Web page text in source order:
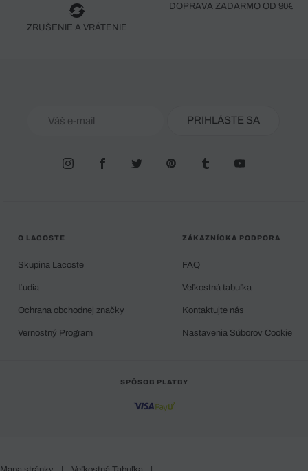
ZRUŠENIE A VRÁTENIE
DOPRAVA ZADARMO OD 90€
PRIHLÁSTE SA
O LACOSTE
Skupina Lacoste
Ľudia
Ochrana obchodnej značky
Vernostný Program
ZÁKAZNÍCKA PODPORA
FAQ
Veľkostná tabuľka
Kontaktujte nás
Nastavenia Súborov Cookie
SPÔSOB PLATBY